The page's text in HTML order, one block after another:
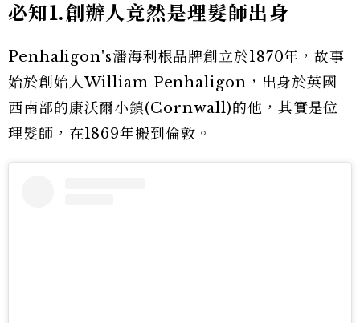
必知1.創辦人竟然是理髮師出身
Penhaligon's潘海利根品牌創立於1870年，故事
始於創始人William Penhaligon，出身於英國
西南部的康沃爾小鎮(Cornwall)的他，其實是位
理髮師，在1869年搬到倫敦。